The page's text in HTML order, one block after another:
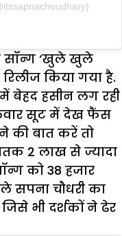
सॉन्ग ‘खुले खुले
रिलीज किया गया है.
बेहद हसीन लग रही
सूट में देख फैंस
की बात करें तो
2 लाख से ज्यादा
को 38 हजार
सपना चौधरी का
भी दर्शकों ने ढेर